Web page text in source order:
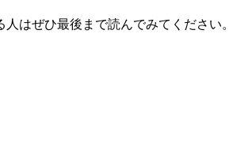
はぜひ最後まで読んでみてください。